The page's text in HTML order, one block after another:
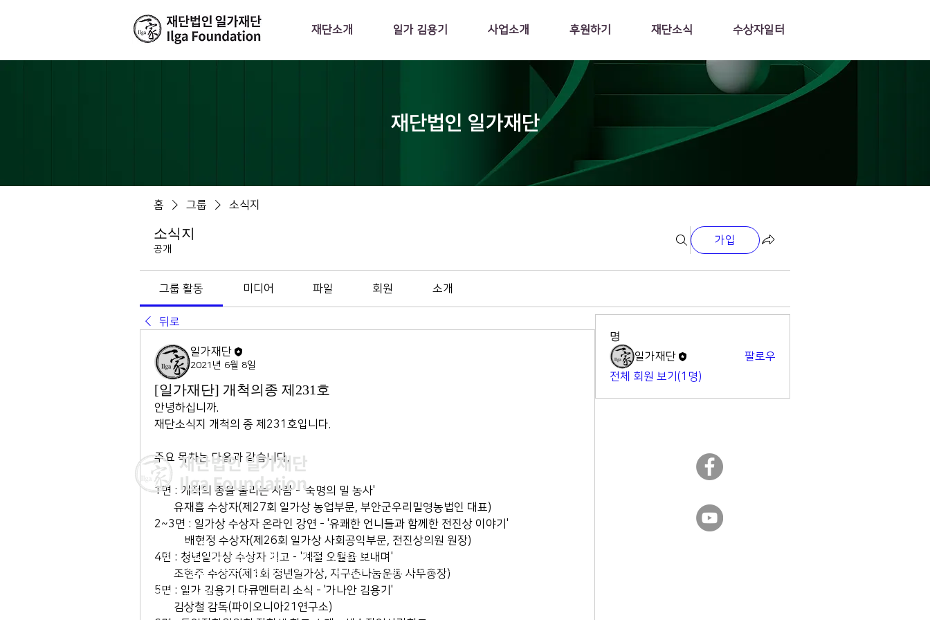
재단소개 일가 김용기 사업소개 후원하기 재단소식 수상자일터
재단법인 일가재단
홈 그룹 소식지
소식지
공개
가입
그룹 활동 미디어 파일 회원 소개
뒤로
일가재단
2021년 6월 8일
[일가재단] 개척의종 제231호
안녕하십니까.
재단소식지 개척의 종 제231호입니다.
주요 목차는 다음과 같습니다.
1면 : 개척의 종을 울리는 사람 - '숙명의 밀 농사'
       유재흠 수상자(제27회 일가상 농업부문, 부안군우리밀영농법인 대표)
2~3면 : 일가상 수상자 온라인 강연 - '유쾌한 언니들과 함께한 전진상 이야기'
           배현정 수상자(제26회 일가상 사회공익부문, 전진상의원 원장)
4면 : 청년일가상 수상자 기고 - '계절 오월을 보내며'
       조현주 수상자(제1회 청년일가상, 지구촌나눔운동 사무총장)
5면 : 일가 김용기 다큐멘터리 소식 - '가나안 김용기'
       김상철 감독(파이오니아21연구소)
명
일가재단
팔로우
전체 회원 보기(1명)
이사장 : 김 현
전 화 : 02-564-5990 | 팩스 : 02-564-5991
주 소 : 서울시 종로구 율곡로 190, 407호 (연지동, 여전도회관) (우)
03127
​이메일 :ilga@ilga.or.kr